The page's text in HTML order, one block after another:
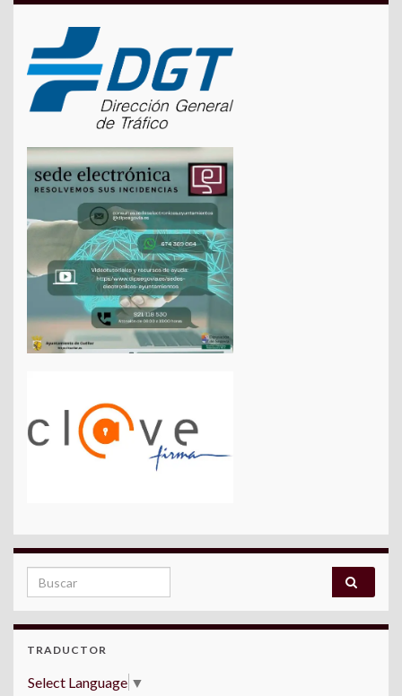
Search for:
TRADUCTOR
Select Language ▼